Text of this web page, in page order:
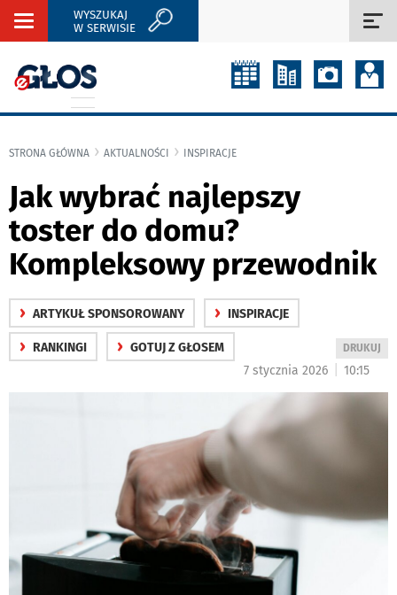
Rozwiń
WYSZUKAJ
W SERWISIE
STRONA GŁÓWNA AKTUALNOŚCI INSPIRACJE
Jak wybrać najlepszy
toster do domu?
Kompleksowy przewodnik
› ARTYKUŁ SPONSOROWANY › INSPIRACJE
› RANKINGI › GOTUJ Z GŁOSEM
WYDRUKUJ
DRUKUJ
7 stycznia 2026 10:15